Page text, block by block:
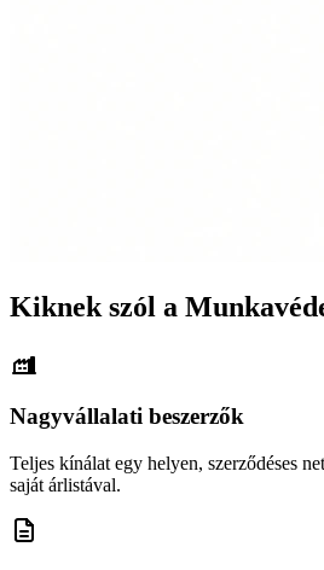
Kiknek szól a
Nagyvállalati beszerzők
Teljes kínálat egy helyen, szerződéses
saját árlistával.